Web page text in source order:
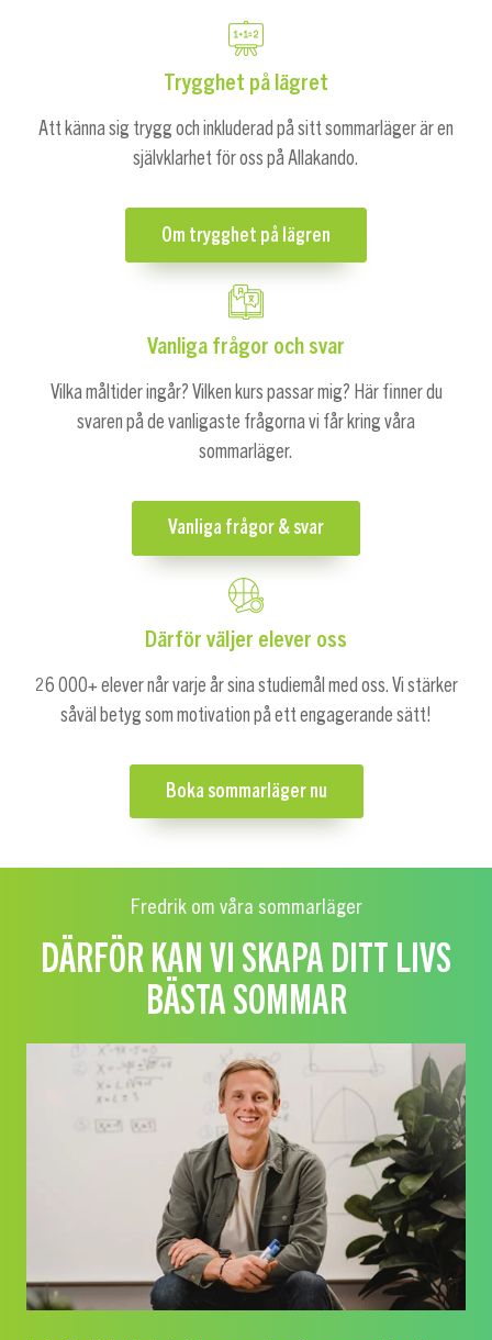
Trygghet på lägret
Att känna sig trygg och inkluderad på sitt sommarläger är en
självklarhet för oss på Allakando.
Om trygghet på lägren
Vanliga frågor och svar
Vilka måltider ingår? Vilken kurs passar mig? Här finner du
svaren på de vanligaste frågorna vi får kring våra
sommarläger.
Vanliga frågor & svar
Därför väljer elever oss
26 000+ elever når varje år sina studiemål med oss. Vi stärker
såväl betyg som motivation på ett engagerande sätt!
Boka sommarläger nu
Fredrik om våra sommarläger
DÄRFÖR KAN VI SKAPA DITT LIVS
BÄSTA SOMMAR